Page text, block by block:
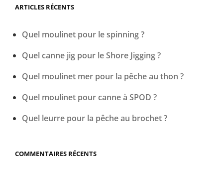
ARTICLES RÉCENTS
Quel moulinet pour le spinning ?
Quel canne jig pour le Shore Jigging ?
Quel moulinet mer pour la pêche au thon ?
Quel moulinet pour canne à SPOD ?
Quel leurre pour la pêche au brochet ?
COMMENTAIRES RÉCENTS